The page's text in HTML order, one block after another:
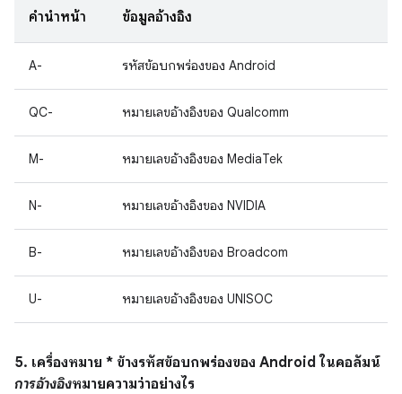
คำนำหน้า ข้อมูลอ้างอิง
A- รหัสข้อบกพร่องของ Android
QC- หมายเลขอ้างอิงของ Qualcomm
M- หมายเลขอ้างอิงของ MediaTek
N- หมายเลขอ้างอิงของ NVIDIA
B- หมายเลขอ้างอิงของ Broadcom
U- หมายเลขอ้างอิงของ UNISOC
5. เครื่องหมาย * ข้างรหัสข้อบกพร่องของ Android ในคอลัมน์
การอ้างอิงหมายความว่าอย่างไร